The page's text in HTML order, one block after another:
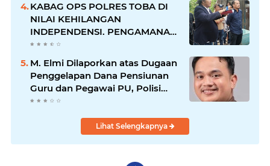
KABAG OPS POLRES TOBA DI
NILAI KEHILANGAN
INDEPENDENSI. PENGAMANAN
PENEMBOKAN TANAH DI
LAGUBOTI DAPAT SOROTAN.
M. Elmi Dilaporkan atas Dugaan
Penggelapan Dana Pensiunan
Guru dan Pegawai PU, Polisi
Pastikan Proses Hukum
Lihat Selengkapnya